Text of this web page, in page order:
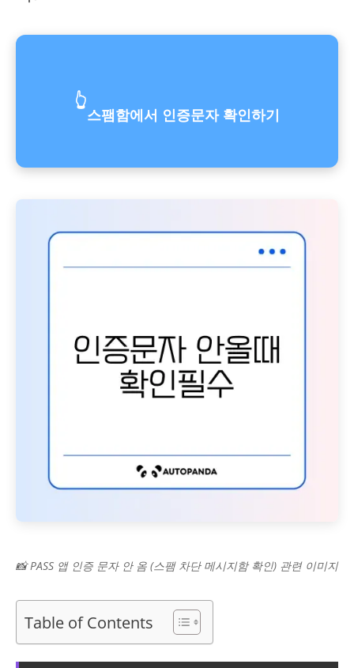
👆
스팸함에서 인증문자 확인하기
📸 PASS 앱 인증 문자 안 옴 (스팸 차단 메시지함 확인) 관련 이미지
Table of Contents